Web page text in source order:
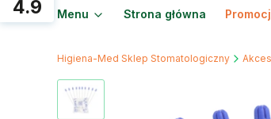
Menu Strona główna
Higiena-Med Sklep Stomatologiczny
4.9